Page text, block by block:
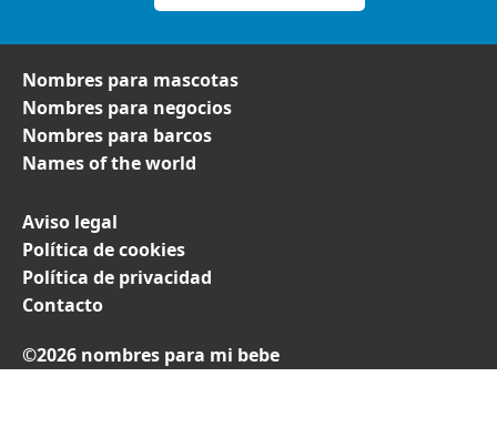
Nombres para mascotas
Nombres para negocios
Nombres para barcos
Names of the world
Aviso legal
Política de cookies
Política de privacidad
Contacto
©2026 nombres para mi bebe